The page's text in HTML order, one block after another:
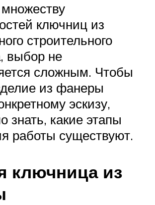
ключниц из
строительного
выбор не
сложным. Чтобы
из фанеры
эскизу,
знать, какие этапы
работы существуют.
ключница из